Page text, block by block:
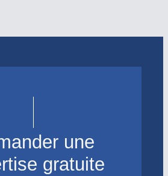
une
gratuite